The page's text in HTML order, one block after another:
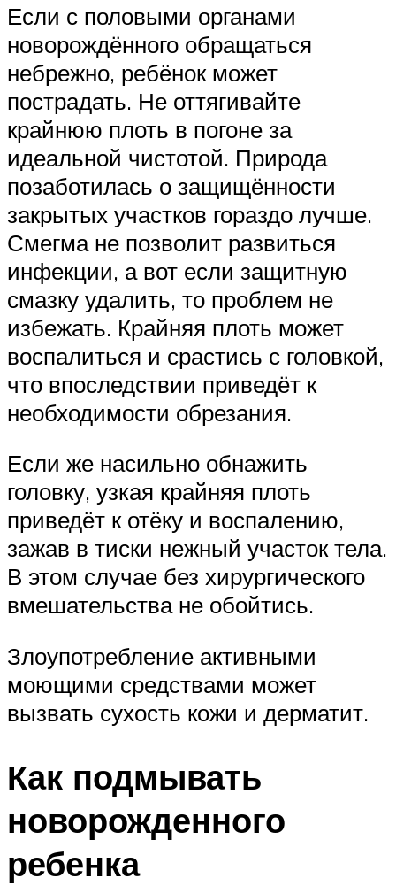
Если с половыми органами
новорождённого обращаться
небрежно, ребёнок может
пострадать. Не оттягивайте
крайнюю плоть в погоне за
идеальной чистотой. Природа
позаботилась о защищённости
закрытых участков гораздо лучше.
Смегма не позволит развиться
инфекции, а вот если защитную
смазку удалить, то проблем не
избежать. Крайняя плоть может
воспалиться и срастись с головкой,
что впоследствии приведёт к
необходимости обрезания.
Если же насильно обнажить
головку, узкая крайняя плоть
приведёт к отёку и воспалению,
зажав в тиски нежный участок тела.
В этом случае без хирургического
вмешательства не обойтись.
Злоупотребление активными
моющими средствами может
вызвать сухость кожи и дерматит.
Как подмывать
новорожденного
ребенка